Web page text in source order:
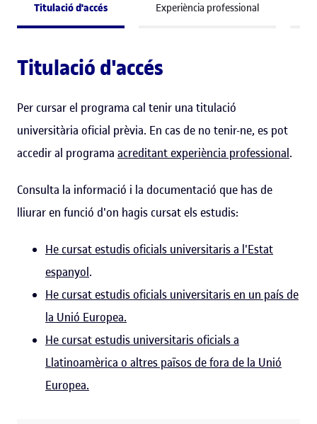
Titulació d'accés Experiència professional
Titulació d'accés
Per cursar el programa cal tenir una titulació
universitària oficial prèvia. En cas de no tenir-ne, es pot
accedir al programa acreditant experiència professional.
Consulta la informació i la documentació que has de
lliurar en funció d'on hagis cursat els estudis:
He cursat estudis oficials universitaris a l'Estat
espanyol.
He cursat estudis oficials universitaris en un país de
la Unió Europea.
He cursat estudis universitaris oficials a
Llatinoamèrica o altres països de fora de la Unió
Europea.